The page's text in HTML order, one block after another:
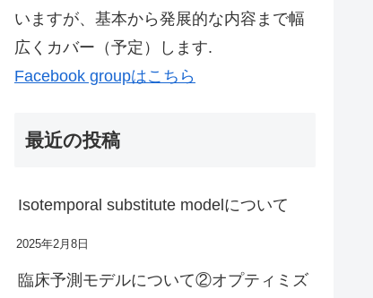
いますが、基本から発展的な内容まで幅
広くカバー（予定）します.
Facebook groupはこちら
最近の投稿
Isotemporal substitute modelについて
2025年2月8日
臨床予測モデルについて②オプティミズ